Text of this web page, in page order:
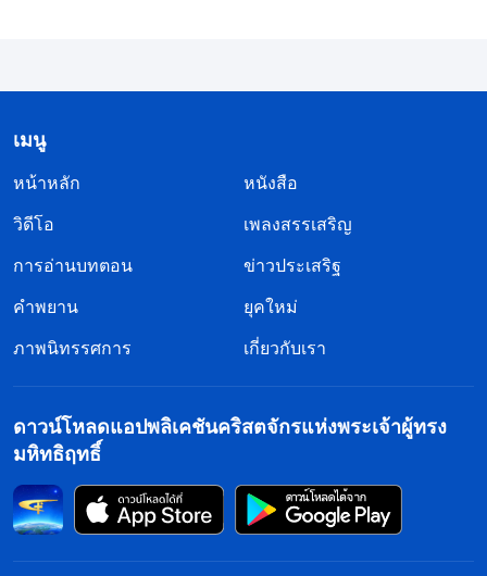
แต่ชื่อเสียงและสถานะของตนเอง โดยไม่คำนึงถึงผล
ประโยชน์ของคริสตจักรหรือการเข้าสู่ชีวิตของพี่น้อง
ส่วนได้เสีย พวกเขาไม่มีจิตสำนึกหรือเหตุผล และเห็น
แก่ตัวและต่ำต้อยอย่างแท้จริง ฉันไม่ใช่คนประเภทนั้น
หรอกหรือ เมื่อจางหลินไม่ยอมให้พวกเราอ่านพระ
วจนะของพระเจ้าในที่ชุมนุม และพี่หลัวพยายามเสนอ
แนะ จางหลินกลับดุว่าและกล่าวโทษเขา ฉันเห็นได้
ชัดเจนว่าเขากำลังละเมิดหลักการของคริสตจักรและ
ไม่ยอมรับความจริง ฉันควรจะมีจุดยืนและเปิดโปงเขา
แต่ฉันไม่อยากล่วงเกินเขา จึงไม่สามารถพูดในสิ่งที่ถูก
ต้องได้ เมื่อฉันได้ยินว่าจางหลินปลดคนอื่นออกตาม
เมนู
หน้าหลัก
หนังสือ
วิดีโอ
เพลงสรรเสริญ
การอ่านบทตอน
ข่าวประเสริฐ
คำพยาน
ยุคใหม่
ภาพนิทรรศการ
เกี่ยวกับเรา
ดาวน์โหลดแอปพลิเคชันคริสตจักรแห่งพระเจ้าผู้ทรง
มหิทธิฤทธิ์